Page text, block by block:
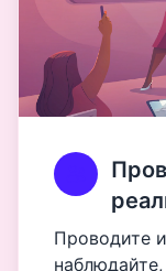
Проводите